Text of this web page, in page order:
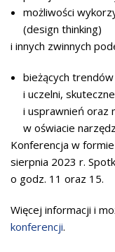
możliwości
(design thinking)
i innych zwinnych
bieżących
i uczelni,
i usprawnień oraz
w oświacie
Konferencja w
sierpnia 2023 r.
o godz. 11 oraz 15.
Więcej informacji i
konferencji.